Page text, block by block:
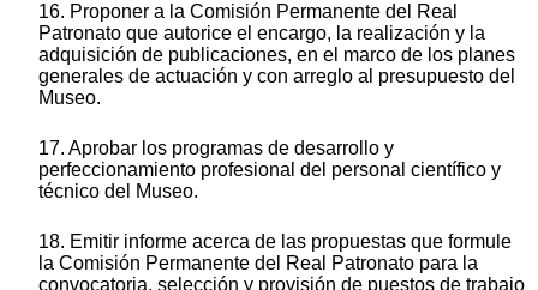
16. Proponer a la Comisión Permanente del Real
Patronato que autorice el encargo, la realización y la
adquisición de publicaciones, en el marco de los planes
generales de actuación y con arreglo al presupuesto del
Museo.
17. Aprobar los programas de desarrollo y
perfeccionamiento profesional del personal científico y
técnico del Museo.
18. Emitir informe acerca de las propuestas que formule
la Comisión Permanente del Real Patronato para la
convocatoria, selección y provisión de puestos de trabajo